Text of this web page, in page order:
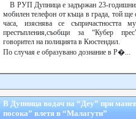
В РУП Дупница е задържан 23-
мобилен телефон от къща в града, той ще
часа, изяснява се
престъпления,съобщи за “Кубер
говорител на полицията в Кюстендил.
По случая е образувано дознание в Р�...
В Дупница водач на “Деу” при
посока” влетя в “Малагути”